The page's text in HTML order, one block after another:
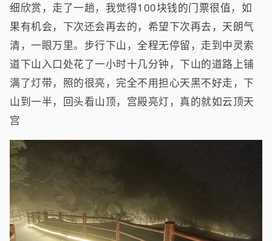
细欣赏，走了一趟，我觉得100块钱的门票很值，如
果有机会，下次还会再去的，希望下次再去，天朗气
清，一眼万里。步行下山，全程无停留，走到中灵索
道下山入口处花了一小时十几分钟，下山的道路上铺
满了灯带，照的很亮，完全不用担心天黑不好走，下
山到一半，回头看山顶，宫殿亮灯，真的就如云顶天
宫